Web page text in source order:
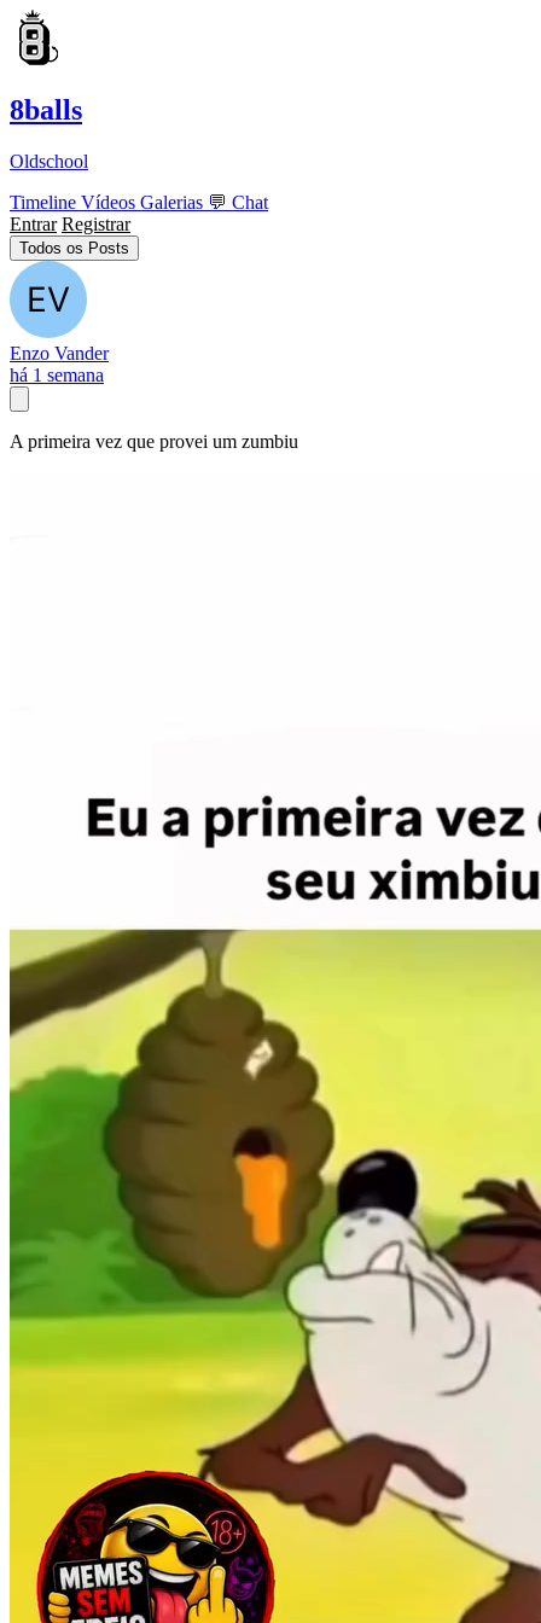
8balls
Oldschool
Timeline Vídeos Galerias 💬 Chat
Entrar Registrar
Todos os Posts
Enzo Vander
há 1 semana
A primeira vez que provei um zumbiu